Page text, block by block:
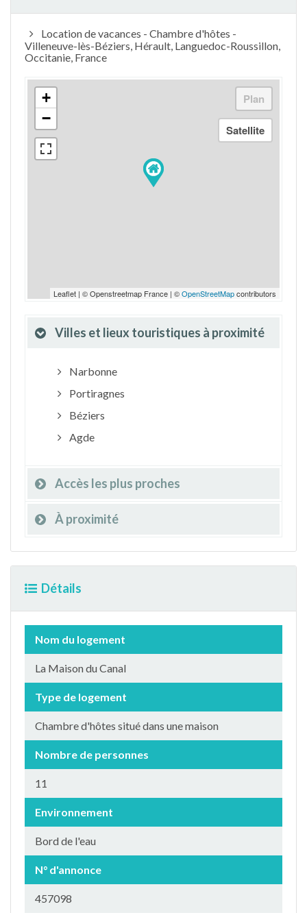
Location de vacances - Chambre d'hôtes -
Villeneuve-lès-Béziers, Hérault, Languedoc-Roussillon,
Occitanie, France
+
−
Leaflet | © Openstreetmap France | ©OpenStreetMapcontributors
Villes et lieux touristiques à proximité
Narbonne
Portiragnes
Béziers
Agde
Accès les plus proches
À proximité
Détails
Nom du logement
La Maison du Canal
Type de logement
Chambre d'hôtes situé dans une maison
Nombre de personnes
11
Environnement
Bord de l'eau
N° d'annonce
457098